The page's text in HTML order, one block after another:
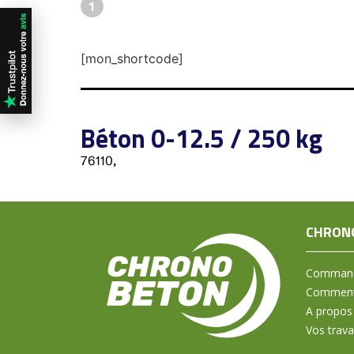
1
[mon_shortcode]
Béton 0-12.5 / 250 kg
76110,
A propos
Vos